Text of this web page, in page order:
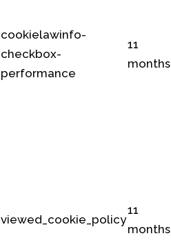
cookielawinfo-
checkbox-
performance
11
months
viewed_cookie_policy
11
months